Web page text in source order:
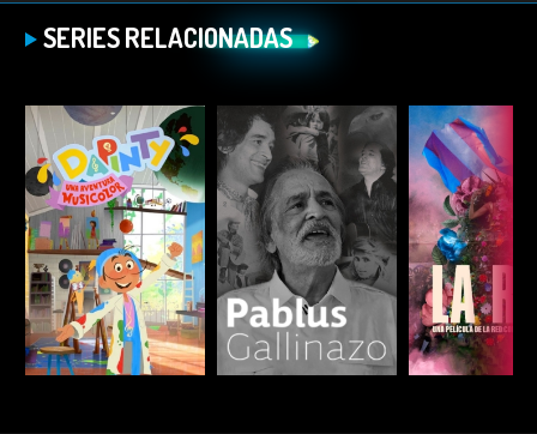
SERIES RELACIONADAS
ESCUCHAR ESCUCHAR